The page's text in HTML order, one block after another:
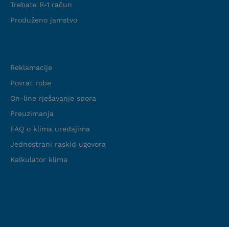
Usluga demontaže klima uređaja
Ako želite zamijeniti stari klima uređaj novim
modelom, preseliti se ili osloboditi zid za
renovaciju, potrebna vam je stručna
demontaža. Nepravilno uklanjanje može
prouzročiti curenje rashladnog sredstva i
oštećenje komponenti.
Trebate R-1 račun
Produženo jamstvo
Reklamacije
Povrat robe
On-line rješavanje spora
Preuzimanja
FAQ o klima uređajima
Jednostrani raskid ugovora
Kalkulator klima